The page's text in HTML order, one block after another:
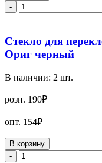
-
Стекло для
Ориг черный
В наличии: 2 шт.
розн. 190₽
опт. 154₽
В корзину
-